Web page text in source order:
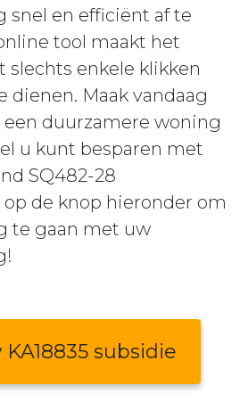
snel en efficiënt af te
tool maakt het
enkele klikken
dienen. Maak vandaag
een duurzamere woning
u kunt besparen met
SQ482-28
de knop hieronder om
te gaan met uw
subsidie